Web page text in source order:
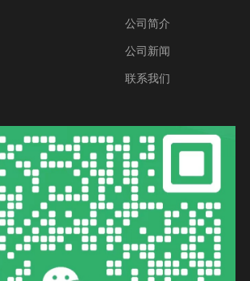
公司简介
公司新闻
联系我们